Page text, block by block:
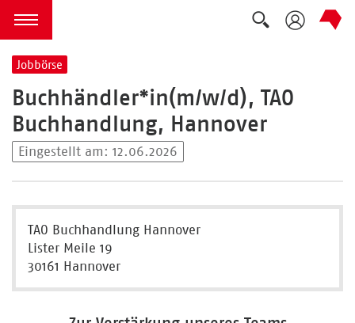
zum Inhalt springen
Menü öffnen
Suche
Jobbörse
Buchhändler*in(m/w/d), TAO
Buchhandlung, Hannover
Eingestellt am: 12.06.2026
TAO Buchhandlung Hannover
Lister Meile 19
30161 Hannover